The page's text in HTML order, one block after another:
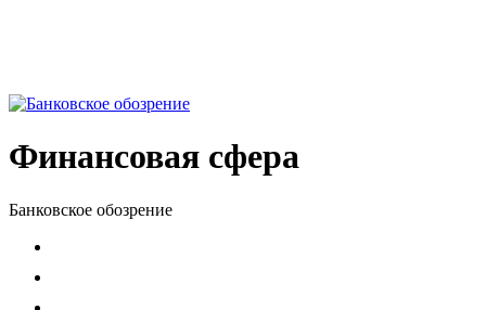
Финансовая сфера
Банковское обозрение